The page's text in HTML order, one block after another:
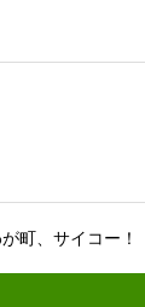
町、サイコー！